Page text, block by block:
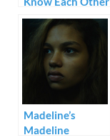
(Robert G. Putka)
Madeline’s
Madeline